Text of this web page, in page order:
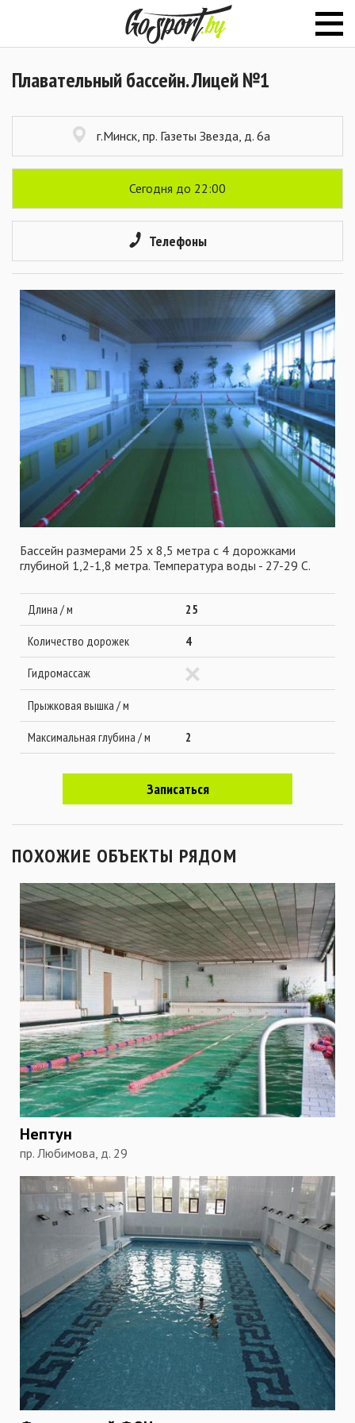
Плавательный бассейн. Лицей №1
г.Минск, пр. Газеты Звезда, д. 6а
Сегодня до 22:00
Телефоны
Бассейн размерами 25 х 8,5 метра с 4 дорожками
глубиной 1,2-1,8 метра. Температура воды - 27-29 С.
Длина / м
25
Количество дорожек
4
Гидромассаж
Прыжковая вышка / м
Максимальная глубина / м
2
Записаться
ПОХОЖИЕ ОБЪЕКТЫ РЯДОМ
Нептун
пр. Любимова, д. 29